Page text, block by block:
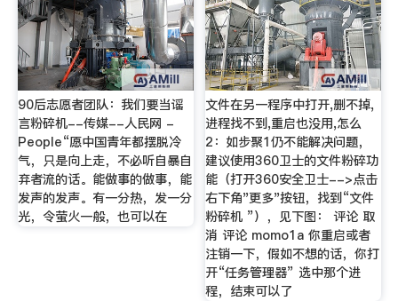
90后志愿者团队：我们要当谣
言粉碎机--传媒--人民网 -
People“愿中国青年都摆脱冷
气，只是向上走，不必听自暴自
弃者流的话。能做事的做事，能
发声的发声。有一分热，发一分
光，令萤火一般，也可以在
文件在另一程序中打开,删不掉,
进程找不到,重启也没用,怎么
2：如步聚1仍不能解决问题，
建议使用360卫士的文件粉碎功
能（打开360安全卫士-->点击
右下角"更多"按钮，找到“文件
粉碎机 ”），见下图： 评论 取
消 评论 momo1a 你重启或者
注销一下，假如不想的话，你打
开“任务管理器” 选中那个进
程，结束可以了